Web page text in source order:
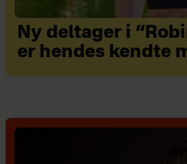
Ny deltager i
er hendes kendte